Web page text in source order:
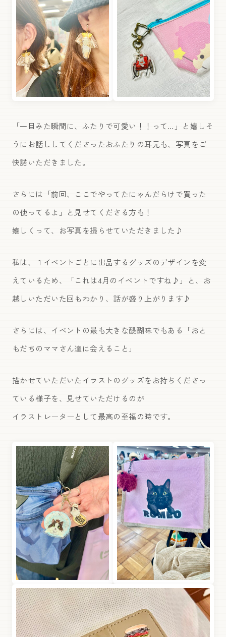
「一目みた瞬間に、ふたりで可愛い！！って…」と嬉しそ
うにお話ししてくださったおふたりの耳元も、写真をご
快諾いただきました。
さらには「前回、ここでやってたにゃんだらけで買った
の使ってるよ」と見せてくださる方も！
嬉しくって、お写真を撮らせていただきました♪
私は、１イベントごとに出品するグッズのデザインを変
えているため、「これは4月のイベントですね♪」と、お
越しいただいた回もわかり、話が盛り上がります♪
さらには、イベントの最も大きな醍醐味でもある「おと
もだちのママさん達に会えること」
描かせていただいたイラストのグッズをお持ちくださっ
ている様子を、見せていただけるのが
イラストレーターとして最高の至福の時です。